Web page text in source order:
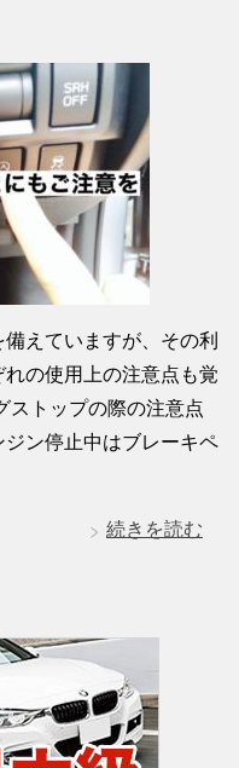
えていますが、その利
の使用上の注意点も覚
ストップの際の注意点
ン停止中はブレーキペ
続きを読む